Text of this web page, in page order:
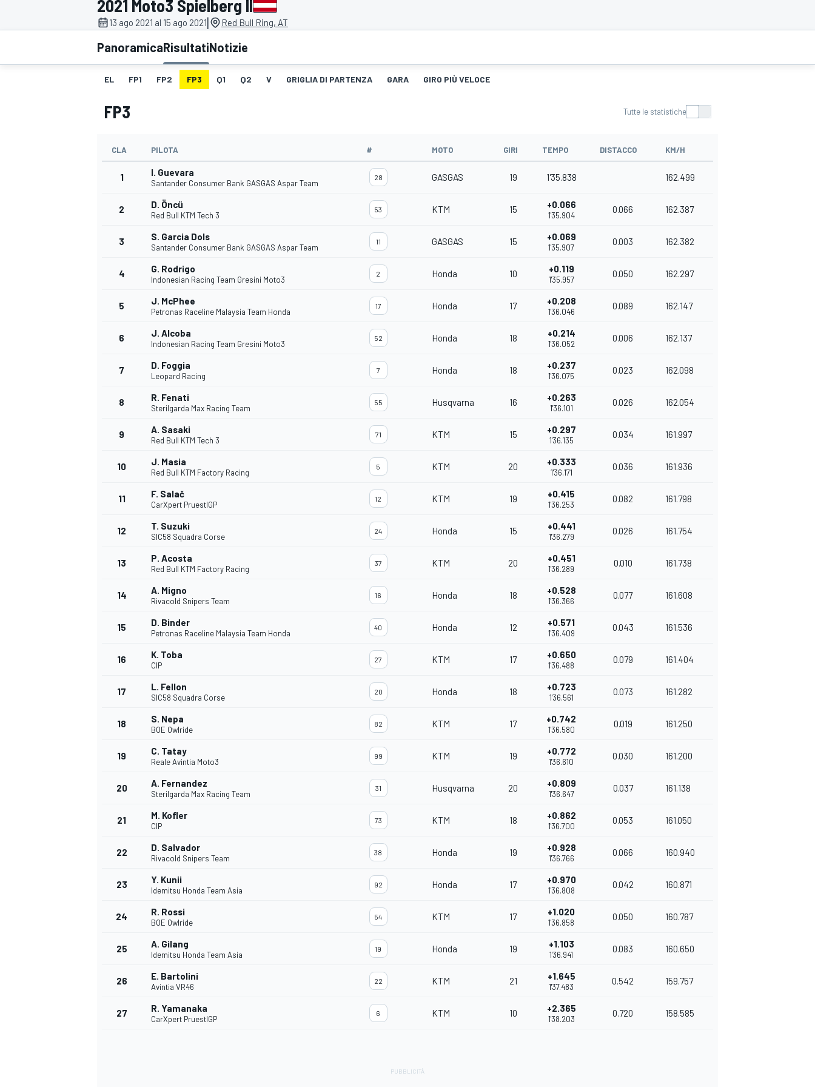
MOTOGP WEC
WRC
MONOPOSTO
2021 Moto3 Spielberg II
13 ago 2021 al 15 ago 2021| Red Bull Ring, AT
PanoramicaRisultatiNotizie
EL FP1 FP2 FP3 Q1 Q2 V GRIGLIA DI PARTENZA GARA GIRO PIÙ VELOCE
FP3 Tutte le statistiche
CLA PILOTA # MOTO GIRI TEMPO DISTACCO KM/H
1 I. Guevara
Santander Consumer Bank GASGAS Aspar Team
28 GASGAS 19 1'35.838 162.499
2 D. Öncü
Red Bull KTM Tech 3
53 KTM 15 +0.066
1'35.904
0.066 162.387
3 S. Garcia Dols
Santander Consumer Bank GASGAS Aspar Team
11 GASGAS 15 +0.069
1'35.907
0.003 162.382
4 G. Rodrigo
Indonesian Racing Team Gresini Moto3
2 Honda 10 +0.119
1'35.957
0.050 162.297
5 J. McPhee
Petronas Raceline Malaysia Team Honda
17 Honda 17 +0.208
1'36.046
0.089 162.147
6 J. Alcoba
Indonesian Racing Team Gresini Moto3
52 Honda 18 +0.214
1'36.052
0.006 162.137
7 D. Foggia
Leopard Racing
7 Honda 18 +0.237
1'36.075
0.023 162.098
8 R. Fenati
Sterilgarda Max Racing Team
55 Husqvarna 16 +0.263
1'36.101
0.026 162.054
9 A. Sasaki
Red Bull KTM Tech 3
71 KTM 15 +0.297
1'36.135
0.034 161.997
10 J. Masia
Red Bull KTM Factory Racing
5 KTM 20 +0.333
1'36.171
0.036 161.936
11 F. Salač
CarXpert PruestlGP
12 KTM 19 +0.415
1'36.253
0.082 161.798
12 T. Suzuki
SIC58 Squadra Corse
24 Honda 15 +0.441
1'36.279
0.026 161.754
13 P. Acosta
Red Bull KTM Factory Racing
37 KTM 20 +0.451
1'36.289
0.010 161.738
14 A. Migno
Rivacold Snipers Team
16 Honda 18 +0.528
1'36.366
0.077 161.608
15 D. Binder
Petronas Raceline Malaysia Team Honda
40 Honda 12 +0.571
1'36.409
0.043 161.536
16 K. Toba
CIP
27 KTM 17 +0.650
1'36.488
0.079 161.404
17 L. Fellon
SIC58 Squadra Corse
20 Honda 18 +0.723
1'36.561
0.073 161.282
18 S. Nepa
BOE Owlride
82 KTM 17 +0.742
1'36.580
0.019 161.250
19 C. Tatay
Reale Avintia Moto3
99 KTM 19 +0.772
1'36.610
0.030 161.200
20 A. Fernandez
Sterilgarda Max Racing Team
31 Husqvarna 20 +0.809
1'36.647
0.037 161.138
21 M. Kofler
CIP
73 KTM 18 +0.862
1'36.700
0.053 161.050
22 D. Salvador
Rivacold Snipers Team
38 Honda 19 +0.928
1'36.766
0.066 160.940
23 Y. Kunii
Idemitsu Honda Team Asia
92 Honda 17 +0.970
1'36.808
0.042 160.871
24 R. Rossi
BOE Owlride
54 KTM 17 +1.020
1'36.858
0.050 160.787
25 A. Gilang
Idemitsu Honda Team Asia
19 Honda 19 +1.103
1'36.941
0.083 160.650
26 E. Bartolini
Avintia VR46
22 KTM 21 +1.645
1'37.483
0.542 159.757
27 R. Yamanaka
CarXpert PruestlGP
6 KTM 10 +2.365
1'38.203
0.720 158.585